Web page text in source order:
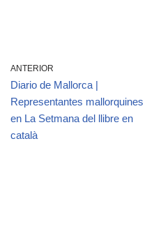
ANTERIOR
Diario de Mallorca |
Representantes mallorquines
en La Setmana del llibre en
català